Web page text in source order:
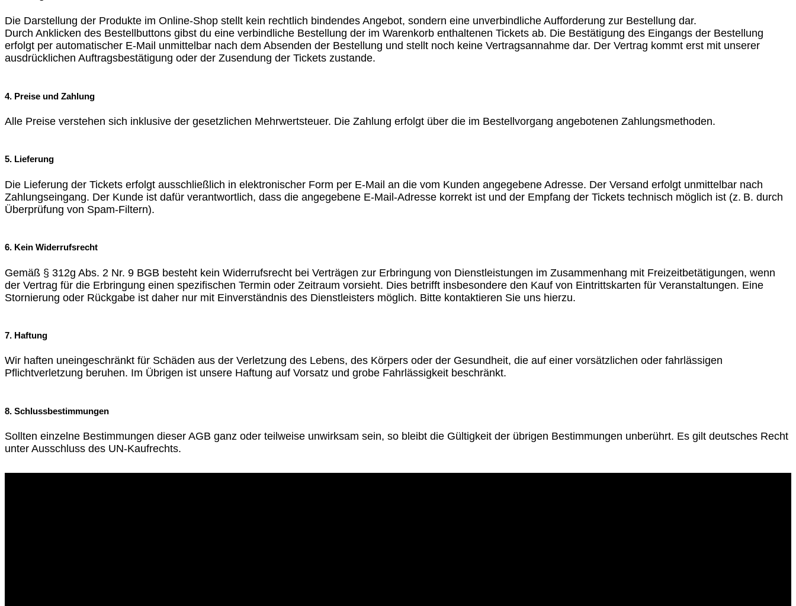
Die Darstellung der Produkte im Online-Shop stellt kein rechtlich bindendes Angebot, sondern eine unverbindliche Aufforderung zur Bestellung dar.
Durch Anklicken des Bestellbuttons gibst du eine verbindliche Bestellung der im Warenkorb enthaltenen Tickets ab. Die Bestätigung des Eingangs der Bestellung
erfolgt per automatischer E-Mail unmittelbar nach dem Absenden der Bestellung und stellt noch keine Vertragsannahme dar. Der Vertrag kommt erst mit unserer
ausdrücklichen Auftragsbestätigung oder der Zusendung der Tickets zustande.
4. Preise und Zahlung
Alle Preise verstehen sich inklusive der gesetzlichen Mehrwertsteuer. Die Zahlung erfolgt über die im Bestellvorgang angebotenen Zahlungsmethoden.
5. Lieferung
Die Lieferung der Tickets erfolgt ausschließlich in elektronischer Form per E-Mail an die vom Kunden angegebene Adresse. Der Versand erfolgt unmittelbar nach
Zahlungseingang. Der Kunde ist dafür verantwortlich, dass die angegebene E-Mail-Adresse korrekt ist und der Empfang der Tickets technisch möglich ist (z. B. durch
Überprüfung von Spam-Filtern).
6. Kein Widerrufsrecht
Gemäß § 312g Abs. 2 Nr. 9 BGB besteht kein Widerrufsrecht bei Verträgen zur Erbringung von Dienstleistungen im Zusammenhang mit Freizeitbetätigungen, wenn
der Vertrag für die Erbringung einen spezifischen Termin oder Zeitraum vorsieht. Dies betrifft insbesondere den Kauf von Eintrittskarten für Veranstaltungen. Eine
Stornierung oder Rückgabe ist daher nur mit Einverständnis des Dienstleisters möglich. Bitte kontaktieren Sie uns hierzu.
7. Haftung
Wir haften uneingeschränkt für Schäden aus der Verletzung des Lebens, des Körpers oder der Gesundheit, die auf einer vorsätzlichen oder fahrlässigen
Pflichtverletzung beruhen. Im Übrigen ist unsere Haftung auf Vorsatz und grobe Fahrlässigkeit beschränkt.
8. Schlussbestimmungen
Sollten einzelne Bestimmungen dieser AGB ganz oder teilweise unwirksam sein, so bleibt die Gültigkeit der übrigen Bestimmungen unberührt. Es gilt deutsches Recht
unter Ausschluss des UN-Kaufrechts.